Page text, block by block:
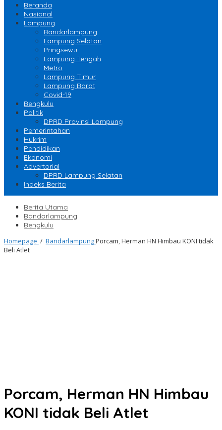
Beranda
Nasional
Lampung
Bandarlampung
Lampung Selatan
Pringsewu
Lampung Tengah
Metro
Lampung Timur
Lampung Barat
Covid-19
Bengkulu
Politik
DPRD Provinsi Lampung
Pemerintahan
Hukrim
Pendidikan
Ekonomi
Advertorial
DPRD Lampung Selatan
Indeks Berita
Berita Utama
Bandarlampung
Bengkulu
Homepage / BandarlampungPorcam, Herman HN Himbau KONI tidak
Beli Atlet
Porcam, Herman HN Himbau
KONI tidak Beli Atlet